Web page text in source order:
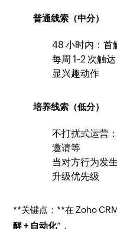
普通线索（中分）
48 小时内：首
每周 1~2 次触
显兴趣动作
培养线索（低分）
不打扰式运营
邀请等
当对方行为发
升级优先级
**关键点：**在 Zoho
醒 + 自动化”，